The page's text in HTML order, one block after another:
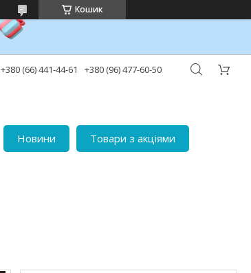
Кошик
+380 (66) 441-44-61 +380 (96) 477-60-50
Новини Товари з акціями